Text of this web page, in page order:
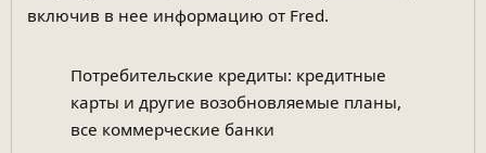
включив в нее информацию от Fred.
Потребительские кредиты: кредитные
карты и другие возобновляемые планы,
все коммерческие банки